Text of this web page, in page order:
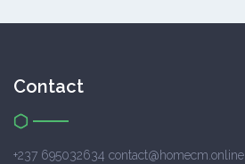
Contact
+237 695032634 contact@homecm.online